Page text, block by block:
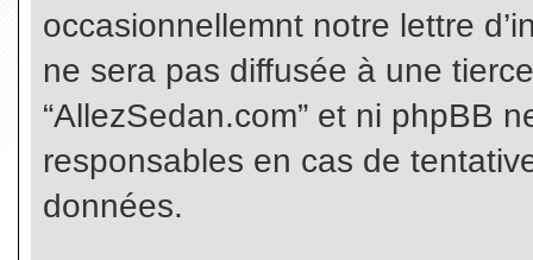
occasionnellemnt notre lettre
ne sera pas diffusée à une
“AllezSedan.com” et ni phpBB
responsables en cas de
données.